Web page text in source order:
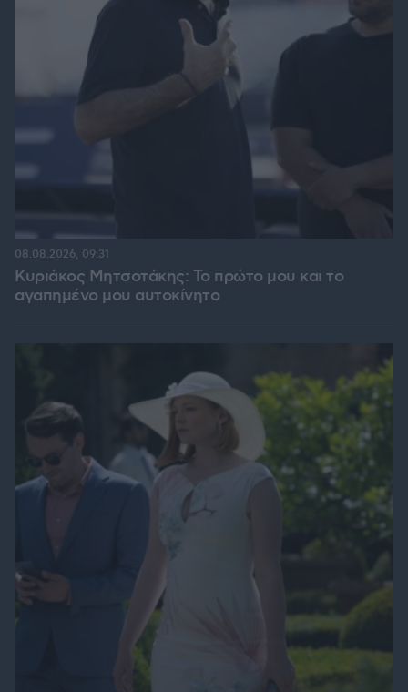
Κυριάκος Μητσοτάκης: Το πρώτο μου και το
αγαπημένο μου αυτοκίνητο
08.08.2026, 09:31